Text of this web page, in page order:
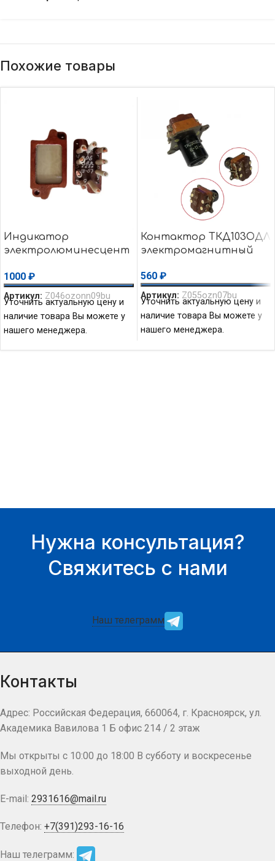
Похожие товары
Индикатор
электролюминесцент
1000 ₽
Артикул: Z046ozonn09bu
Уточнить актуальную цену и
наличие товара Вы можете у
нашего менеджера.
Контактор ТКД103ОДЛ
электромагнитный
560 ₽
Артикул: Z055ozn07bu
Уточнить актуальную цену и
наличие товара Вы можете у
нашего менеджера.
Нужна консультация?
Свяжитесь с нами
Наш телеграмм
Контакты
Адрес: Российская Федерация, 660064, г. Красноярск, ул.
Академика Вавилова 1 Б офис 214 / 2 этаж
Мы открыты с 10:00 до 18:00 В субботу и воскресенье
выходной день.
E-mail: 2931616@mail.ru
Телефон: +7(391)293-16-16
Наш телеграмм: